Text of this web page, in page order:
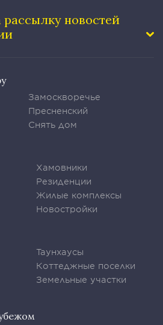
новостей
Замоскворечье
Пресненский
Снять дом
Хамовники
Резиденции
Жилые комплексы
Новостройки
Таунхаусы
Коттеджные поселки
Земельные участки